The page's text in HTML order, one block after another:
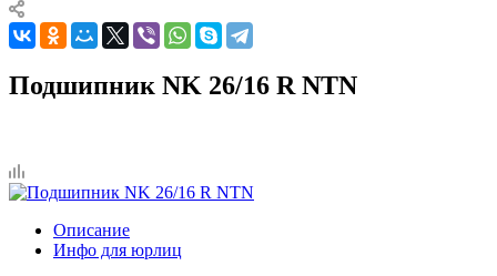
Подшипник NK 26/16 R NTN
Описание
Инфо для юрлиц